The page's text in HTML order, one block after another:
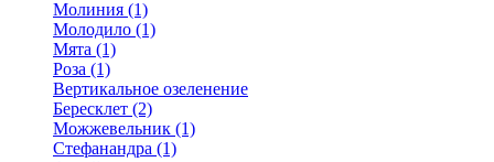
Молиния (1)
Молодило (1)
Мята (1)
Роза (1)
Вертикальное озеленение
Бересклет (2)
Можжевельник (1)
Стефанандра (1)